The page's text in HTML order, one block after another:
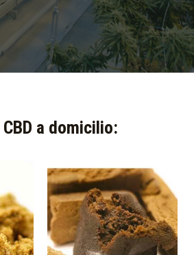
a domicilio:​